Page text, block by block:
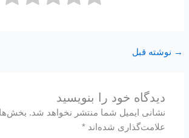
→ نوشته قبل
دیدگاه‌ خود را بنویسید
نشانی ایمیل شما منتشر نخواهد شد.
علامت‌گذاری شده‌اند*